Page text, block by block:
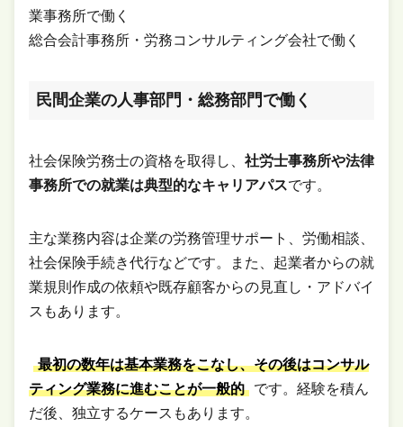
業事務所で働く
総合会計事務所・労務コンサルティング会社で働く
民間企業の人事部門・総務部門で働く
社会保険労務士の資格を取得し、 社労士事務所や法律
事務所での就業は典型的なキャリアパスです。
主な業務内容は企業の労務管理サポート、労働相談、
社会保険手続き代行などです。また、起業者からの就
業規則作成の依頼や既存顧客からの見直し・アドバイ
スもあります。
最初の数年は基本業務をこなし、その後はコンサル
ティング業務に進むことが一般的
です。経験を積ん
だ後、独立するケースもあります。